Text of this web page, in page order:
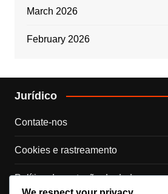
March 2026
February 2026
Jurídico
Contate-nos
Cookies e rastreamento
Política de proteção de dados